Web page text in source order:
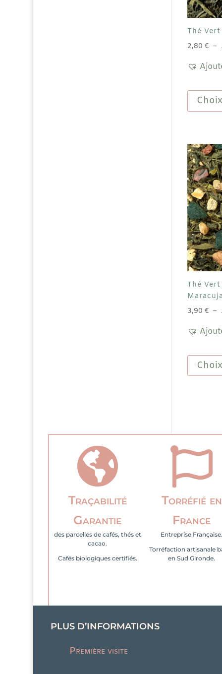
Thé
2,80€ –
Thé
Maracuja
3,90€ –

Traçabilité
Garantie
des parcelles de cafés, thés et
cacao.
Cafés biologiques certifiés.

Torréfié en
France
Entreprise Française.
Torréfaction artisanale
en Sud Gironde.
PLUS D’INFORMATIONS
Première visite